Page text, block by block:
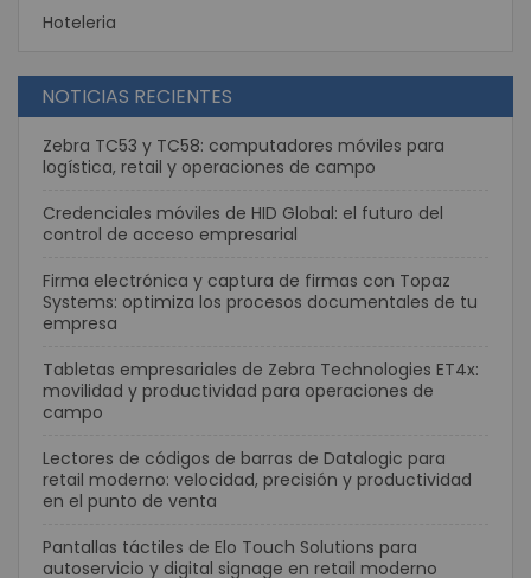
Hoteleria
NOTICIAS RECIENTES
Zebra TC53 y TC58: computadores móviles para
logística, retail y operaciones de campo
Credenciales móviles de HID Global: el futuro del
control de acceso empresarial
Firma electrónica y captura de firmas con Topaz
Systems: optimiza los procesos documentales de tu
empresa
Tabletas empresariales de Zebra Technologies ET4x:
movilidad y productividad para operaciones de
campo
Lectores de códigos de barras de Datalogic para
retail moderno: velocidad, precisión y productividad
en el punto de venta
Pantallas táctiles de Elo Touch Solutions para
autoservicio y digital signage en retail moderno